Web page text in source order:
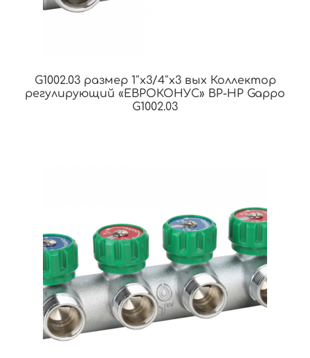
G1002.03 размер 1″x3/4″x3 вых Коллектор
регулирующий «ЕВРОКОНУС» ВР-НР Gappo
G1002.03